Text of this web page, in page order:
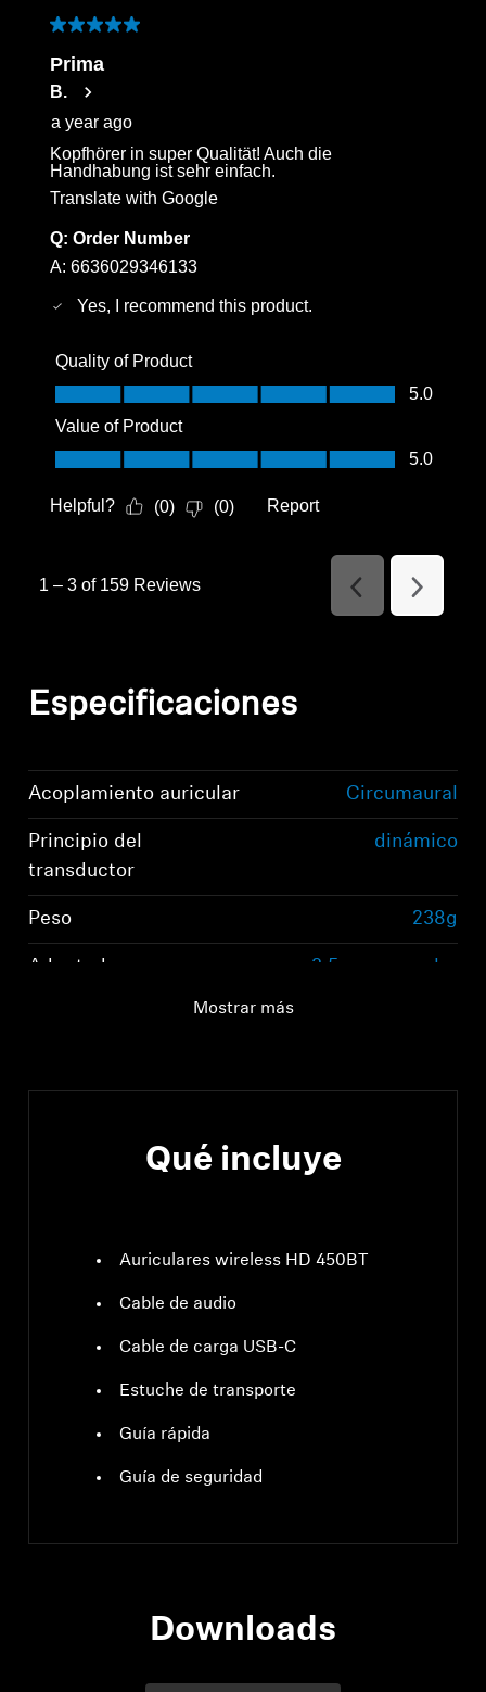
5 out of 5 stars.
Prima
B.
a year ago
Kopfhörer in super Qualität! Auch die
Handhabung ist sehr einfach.
Translate with Google
Q: Order Number
A: 6636029346133
Yes, I recommend this product.
Quality of Product
Quality of Product, 5.0 out of 5
5.0
Value of Product
Value of Product, 5.0 out of 5
5.0
Helpful? (0) (0) Report
1 – 3 of 159 Reviews
Previous
Reviews
Next
Reviews
Especificaciones
Acoplamiento auricular Circumaural
Principio del
transductor
dinámico
Peso 238g
Adaptador 3,5 mm, angular
Mostrar más
Qué incluye
Auriculares wireless HD 450BT
Cable de audio
Cable de carga USB-C
Estuche de transporte
Guía rápida
Guía de seguridad
Downloads